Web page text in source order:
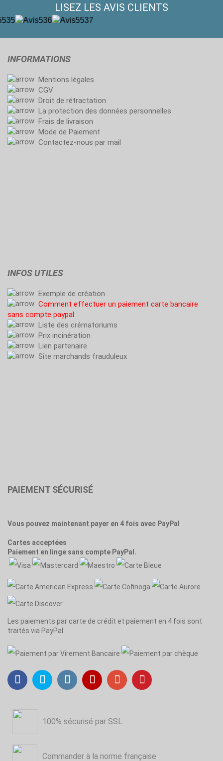
LISEZ LES AVIS CLIENTS
INFORMATIONS
Mentions légales
CGV
Droit de rétractation
La protection des données personnelles
Frais de livraison
Mode de Paiement
Contactez-nous par mail
INFOS UTILES
Exemple de création
Comment effectuer un paiement carte bancaire
sans compte paypal
Liste des crématoriums
Prix incinération
Lien partenaire
Site marchands frauduleux
PAIEMENT SÉCURISÉ
Vous pouvez maintenant payer en 4 fois avec PayPal
Cartes acceptées
Paiement en linge sans compte PayPal.
Les paiements par carte de crédit et paiement en 4 fois sont
traités via PayPal.
100% sécurisé par SSL
Commander à la norme française